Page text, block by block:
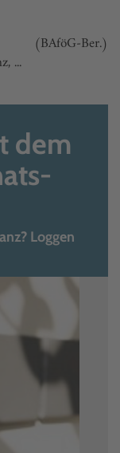
Ber.)
...
dem
Loggen